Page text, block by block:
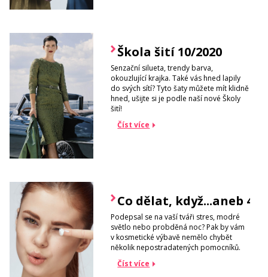
Škola šití 10/2020
Senzační silueta, trendy barva,
okouzlující krajka. Také vás hned lapily
do svých sítí? Tyto šaty můžete mít klidně
hned, ušijte si je podle naší nové Školy
šití!
Číst více
Co dělat, když...aneb 4
Podepsal se na vaší tváři stres, modré
světlo nebo probděná noc? Pak by vám
v kosmetické výbavě nemělo chybět
několik nepostradatených pomocníků.
Číst více